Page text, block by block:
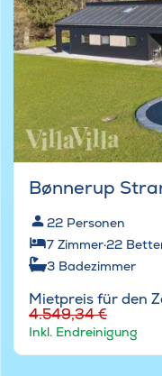
Bønnerup
22 Personen
7 Zimmer·22
3 Badezimmer
Mietpreis für den
4.549,34 €
Inkl. Endreinigung